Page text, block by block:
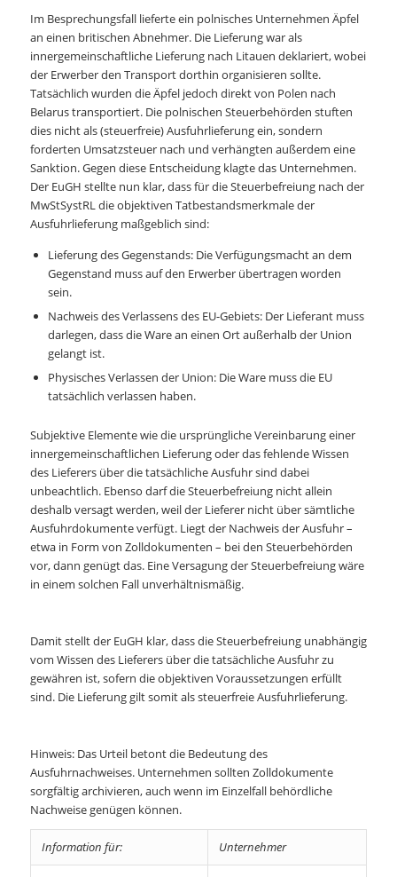
Im Besprechungsfall lieferte ein polnisches Unternehmen Äpfel
an einen britischen Abnehmer. Die Lieferung war als
innergemeinschaftliche Lieferung nach Litauen deklariert, wobei
der Erwerber den Transport dorthin organisieren sollte.
Tatsächlich wurden die Äpfel jedoch direkt von Polen nach
Belarus transportiert. Die polnischen Steuerbehörden stuften
dies nicht als (steuerfreie) Ausfuhrlieferung ein, sondern
forderten Umsatzsteuer nach und verhängten außerdem eine
Sanktion. Gegen diese Entscheidung klagte das Unternehmen.
Der EuGH stellte nun klar, dass für die Steuerbefreiung nach der
MwStSystRL die objektiven Tatbestandsmerkmale der
Ausfuhrlieferung maßgeblich sind:
Lieferung des Gegenstands: Die Verfügungsmacht an dem
Gegenstand muss auf den Erwerber übertragen worden
sein.
Nachweis des Verlassens des EU-Gebiets: Der Lieferant muss
darlegen, dass die Ware an einen Ort außerhalb der Union
gelangt ist.
Physisches Verlassen der Union: Die Ware muss die EU
tatsächlich verlassen haben.
Subjektive Elemente wie die ursprüngliche Vereinbarung einer
innergemeinschaftlichen Lieferung oder das fehlende Wissen
des Lieferers über die tatsächliche Ausfuhr sind dabei
unbeachtlich. Ebenso darf die Steuerbefreiung nicht allein
deshalb versagt werden, weil der Lieferer nicht über sämtliche
Ausfuhrdokumente verfügt. Liegt der Nachweis der Ausfuhr –
etwa in Form von Zolldokumenten – bei den Steuerbehörden
vor, dann genügt das. Eine Versagung der Steuerbefreiung wäre
in einem solchen Fall unverhältnismäßig.
Damit stellt der EuGH klar, dass die Steuerbefreiung unabhängig
vom Wissen des Lieferers über die tatsächliche Ausfuhr zu
gewähren ist, sofern die objektiven Voraussetzungen erfüllt
sind. Die Lieferung gilt somit als steuerfreie Ausfuhrlieferung.
Hinweis: Das Urteil betont die Bedeutung des
Ausfuhrnachweises. Unternehmen sollten Zolldokumente
sorgfältig archivieren, auch wenn im Einzelfall behördliche
Nachweise genügen können.
Information für: Unternehmer